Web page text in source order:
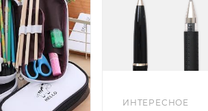
ИНТЕРЕСНОЕ